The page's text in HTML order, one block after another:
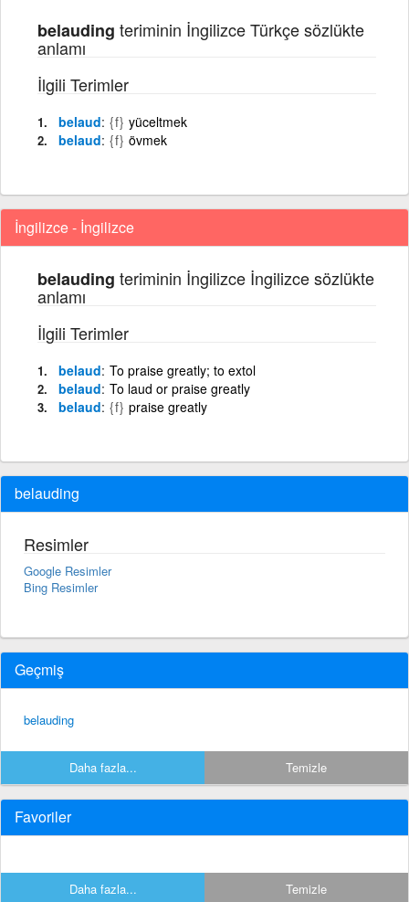
belauding teriminin İngilizce Türkçe sözlükte
anlamı
İlgili Terimler
belaud {f} yüceltmek
belaud {f} övmek
İngilizce - İngilizce
belauding teriminin İngilizce İngilizce sözlükte
anlamı
İlgili Terimler
belaud To praise greatly; to extol
belaud To laud or praise greatly
belaud {f} praise greatly
belauding
Resimler
Google Resimler
Bing Resimler
Geçmiş
belauding
Daha fazla... Temizle
Favoriler
Daha fazla... Temizle